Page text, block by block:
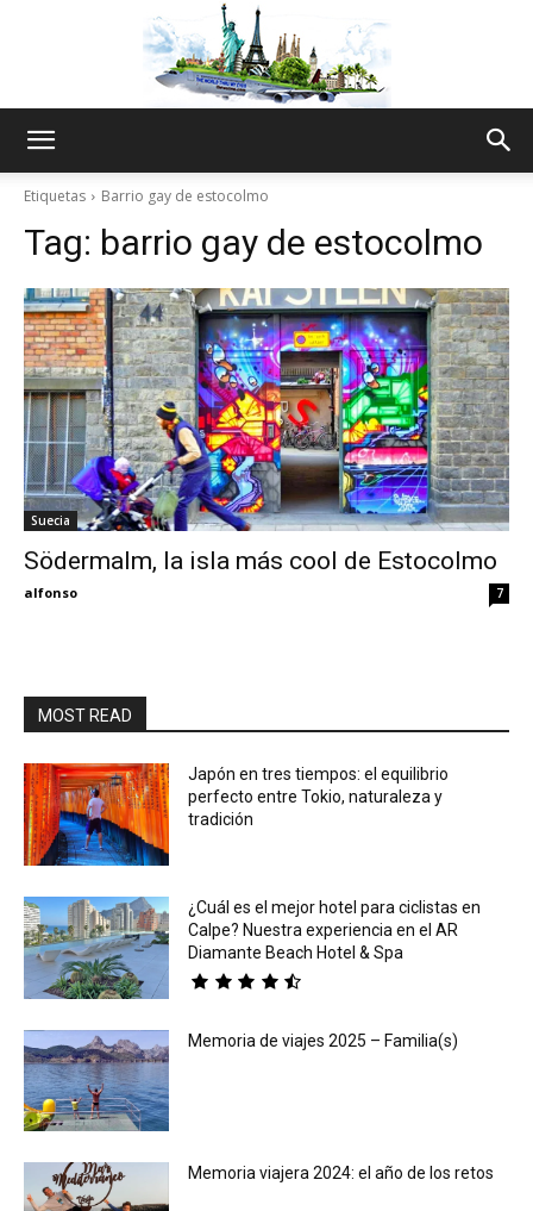
Thru
My
Etiquetas Barrio gay de estocolmo
Tag: barrio gay de estocolmo
Suecia
Södermalm, la isla más cool de Estocolmo
alfonso 7
MOST READ
Japón en tres tiempos: el equilibrio
perfecto entre Tokio, naturaleza y
tradición
¿Cuál es el mejor hotel para ciclistas en
Calpe? Nuestra experiencia en el AR
Diamante Beach Hotel & Spa
Memoria de viajes 2025 – Familia(s)
Memoria viajera 2024: el año de los retos